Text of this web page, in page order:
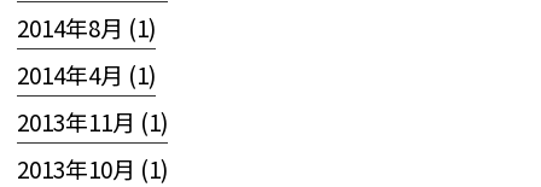
2014年8月 (1)
2014年4月 (1)
2013年11月 (1)
2013年10月 (1)